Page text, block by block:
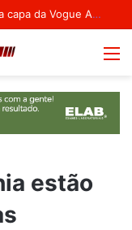
Superlotação no Conjunto Penal de Serrinha leva Corregedoria a convocar reunião
estão